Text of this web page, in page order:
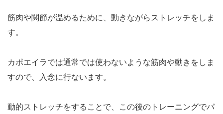
筋肉や関節が温めるために、動きながらストレッチをしま
す。
カポエイラでは通常では使わないような筋肉や動きをしま
すので、入念に行ないます。
動的ストレッチをすることで、この後のトレーニングでパ